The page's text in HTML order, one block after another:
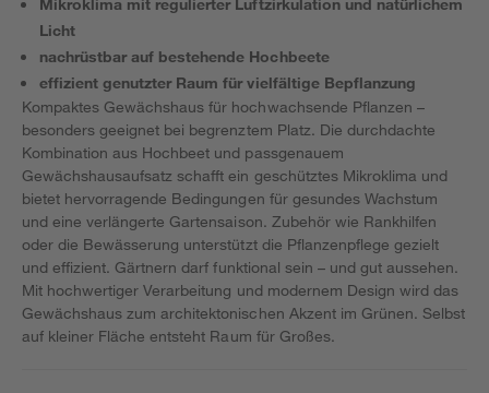
Mikroklima mit regulierter Luftzirkulation und natürlichem
Licht
nachrüstbar auf bestehende Hochbeete
effizient genutzter Raum für vielfältige Bepflanzung
Kompaktes Gewächshaus für hochwachsende Pflanzen –
besonders geeignet bei begrenztem Platz. Die durchdachte
Kombination aus Hochbeet und passgenauem
Gewächshausaufsatz schafft ein geschütztes Mikroklima und
bietet hervorragende Bedingungen für gesundes Wachstum
und eine verlängerte Gartensaison. Zubehör wie Rankhilfen
oder die Bewässerung unterstützt die Pflanzenpflege gezielt
und effizient. Gärtnern darf funktional sein – und gut aussehen.
Mit hochwertiger Verarbeitung und modernem Design wird das
Gewächshaus zum architektonischen Akzent im Grünen. Selbst
auf kleiner Fläche entsteht Raum für Großes.